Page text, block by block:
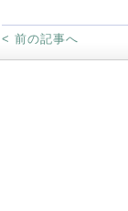
< 前の記事へ